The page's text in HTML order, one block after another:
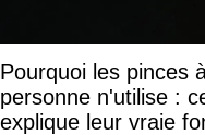
Pourquoi les pinces
personne n'utilise :
explique leur vraie